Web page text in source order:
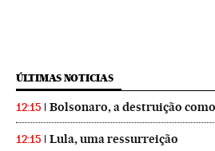
ÚLTIMAS NOTICIAS
12:15 Bolsonaro, a destruição
12:15 Lula, uma ressurreição